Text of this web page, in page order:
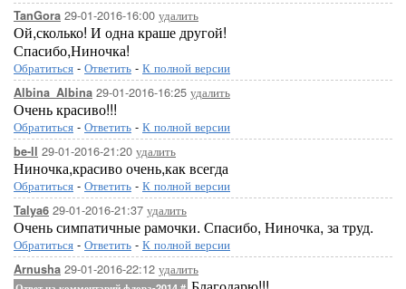
TanGora 29-01-2016-16:00 удалить
Ой,сколько! И одна краше другой!
Спасибо,Ниночка!
Обратиться - Ответить - К полной версии
Albina_Albina 29-01-2016-16:25 удалить
Очень красиво!!!
Обратиться - Ответить - К полной версии
be-ll 29-01-2016-21:20 удалить
Ниночка,красиво очень,как всегда
Обратиться - Ответить - К полной версии
Talya6 29-01-2016-21:37 удалить
Очень симпатичные рамочки. Спасибо, Ниночка, за труд.
Обратиться - Ответить - К полной версии
Arnusha 29-01-2016-22:12 удалить